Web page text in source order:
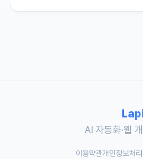
AI 자동화·웹
이용약관개인정보처